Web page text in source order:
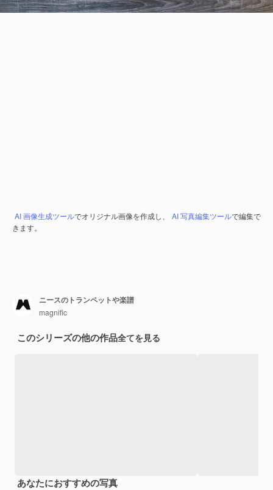
AI 画像生成ツールでオリジナル画像を作成し、 AI 写真編集ツールで編集で
きます。
ニースのトランペットや楽譜
magnific
このシリーズの他の作品全てを見る
あなたにおすすめの写真